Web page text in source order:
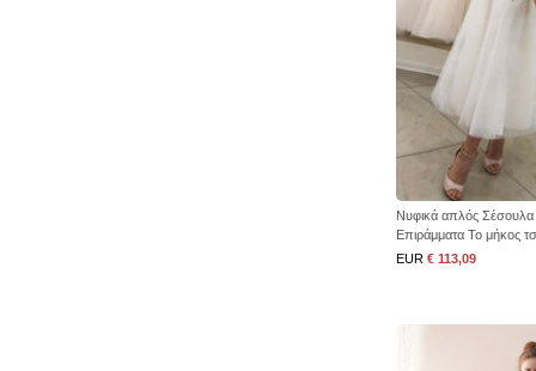
Νυφικά απλός Σέσουλα
Επιράμματα Το μήκος
EUR € 113,09